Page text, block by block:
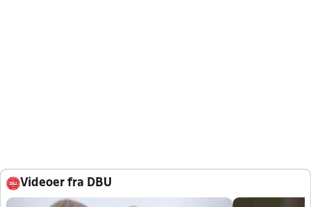
Videoer fra DBU